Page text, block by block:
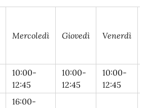
Mercoledì Giovedì Venerdì
10:00-
12:45
10:00-
12:45
10:00-
12:45
16:00-